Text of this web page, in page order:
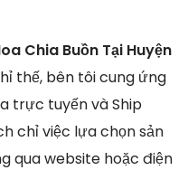
Chia Buồn Tại Huyện
thế, bên tôi cung ứng
trực tuyến và Ship
chỉ việc lựa chọn sản
qua website hoặc điện